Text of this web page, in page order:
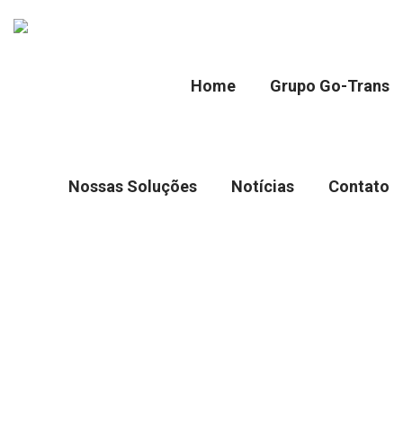
Home Grupo Go-Trans
Nossas Soluções Notícias Contato